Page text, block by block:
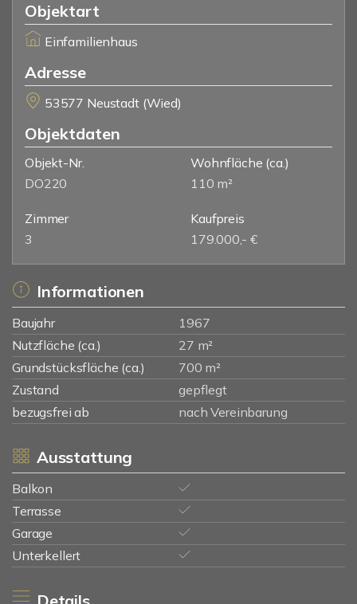
Objektart
Einfamilienhaus
Adresse
53577 Neustadt (Wied)
Objektdaten
Objekt-Nr.
DO220
Wohnfläche (ca.)
110 m²
Zimmer
3
Kaufpreis
179.000,- €
Informationen
Baujahr
1967
Nutzfläche (ca.)
27 m²
Grundstücksfläche (ca.)
700 m²
Zustand
gepflegt
bezugsfrei ab
nach Vereinbarung
Ausstattung
Balkon
Terrasse
Garage
Unterkellert